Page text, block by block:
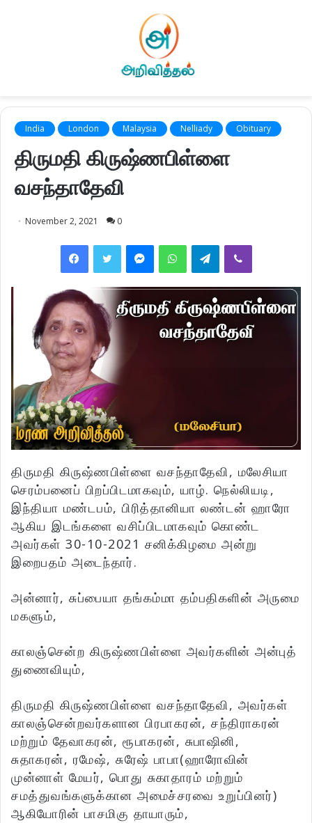
India London Malaysia Nelliady Obituary
திருமதி கிருஷ்ணபிள்ளை
வசந்தாதேவி
November 2, 2021 0
FacebookTwitter MessengerWhatsAppTelegramViber
திருமதி கிருஷ்ணபிள்ளை வசந்தாதேவி, மலேசியா
செரம்பனைப் பிறப்பிடமாகவும், யாழ். நெல்லியடி,
இந்தியா மண்டபம், பிரித்தானியா லண்டன் ஹாரோ
ஆகிய இடங்களை வசிப்பிடமாகவும் கொண்ட
அவர்கள் 30-10-2021 சனிக்கிழமை அன்று
இறைபதம் அடைந்தார்.
அன்னார், சுப்பையா தங்கம்மா தம்பதிகளின் அருமை
மகளும்,
காலஞ்சென்ற கிருஷ்ணபிள்ளை அவர்களின் அன்புத்
துணைவியும்,
திருமதி கிருஷ்ணபிள்ளை வசந்தாதேவி, அவர்கள்
காலஞ்சென்றவர்களான பிரபாகரன், சந்திராகரன்
மற்றும் தேவாகரன், ரூபாகரன், சுபாஷினி,
சுதாகரன், ரமேஷ், சுரேஷ் பாபா(ஹாரோவின்
முன்னாள் மேயர், பொது சுகாதாரம் மற்றும்
சமத்துவங்களுக்கான அமைச்சரவை உறுப்பினர்)
ஆகியோரின் பாசமிகு தாயாரும்,